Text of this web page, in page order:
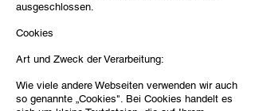
ausgeschlossen.
Cookies
Art und Zweck der Verarbeitung:
Wie viele andere Webseiten verwenden wir auch
so genannte „Cookies". Bei Cookies handelt es